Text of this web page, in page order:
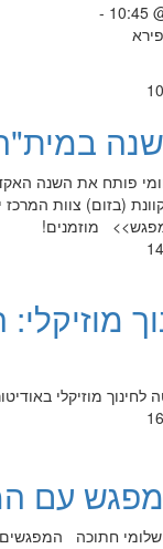
(בזום) צוות
מוזמנים!
מוזיקלי
עם